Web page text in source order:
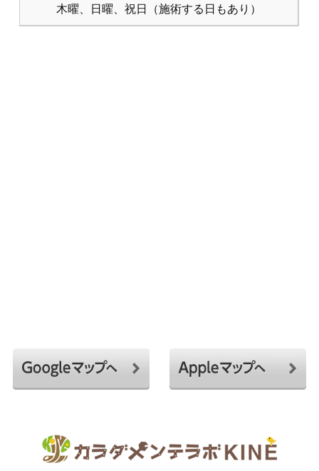
木曜、日曜、祝日（施術する日もあり）